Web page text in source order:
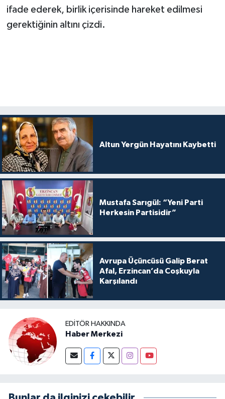
ifade ederek, birlik içerisinde hareket edilmesi
gerektiğinin altını çizdi.
Altun Yergün Hayatını Kaybetti
Mustafa Sarıgül: “Yeni Parti
Herkesin Partisidir”
Avrupa Üçüncüsü Galip Berat
Afal, Erzincan’da Coşkuyla
Karşılandı
EDITÖR HAKKINDA
Haber Merkezi